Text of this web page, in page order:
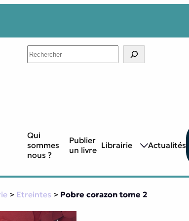
Search
Qui
sommes
nous ?
Publier
un livre Librairie Actualités
> Etreintes > Pobre corazon tome 2